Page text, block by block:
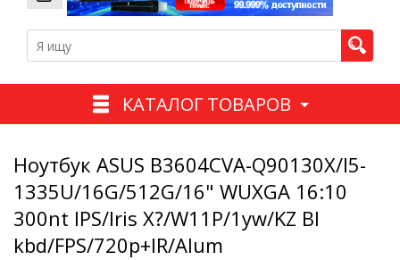
КАТАЛОГ ТОВАРОВ
Ноутбук ASUS B3604CVA-Q90130X/I5-
1335U/16G/512G/16" WUXGA 16:10
300nt IPS/Iris X?/W11P/1yw/KZ Bl
kbd/FPS/720p+IR/Alum